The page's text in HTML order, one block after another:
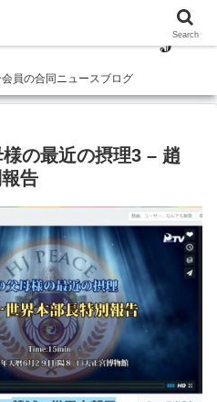
員の合同ニュースブログ
の最近の摂理3 – 趙
告
Search